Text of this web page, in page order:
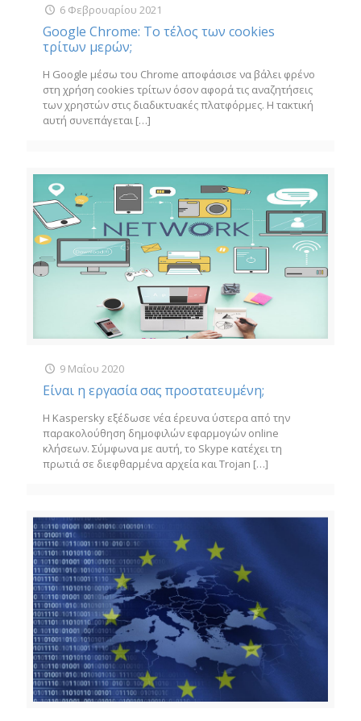
6 Φεβρουαρίου 2021
Google Chrome: Το τέλος των cookies
τρίτων μερών;
Η Google μέσω του Chrome αποφάσισε να βάλει φρένο
στη χρήση cookies τρίτων όσον αφορά τις αναζητήσεις
των χρηστών στις διαδικτυακές πλατφόρμες. Η τακτική
αυτή συνεπάγεται […]
9 Μαΐου 2020
Είναι η εργασία σας προστατευμένη;
Η Kaspersky εξέδωσε νέα έρευνα ύστερα από την
παρακολούθηση δημοφιλών εφαρμογών online
κλήσεων. Σύμφωνα με αυτή, το Skype κατέχει τη
πρωτιά σε διεφθαρμένα αρχεία και Trojan […]